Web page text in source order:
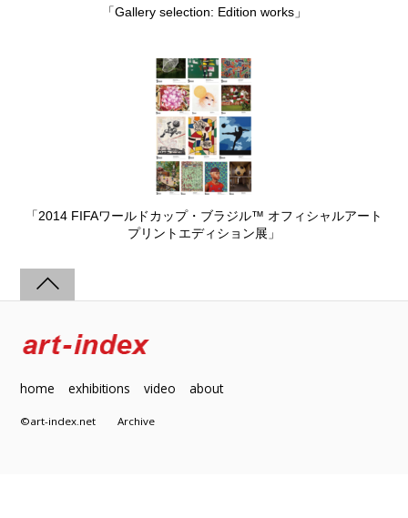
「Gallery selection: Edition works」
「2014 FIFAワールドカップ・ブラジル™ オフィシャルアート
プリントエディション展」
home exhibitions video about
©art-index.netArchive